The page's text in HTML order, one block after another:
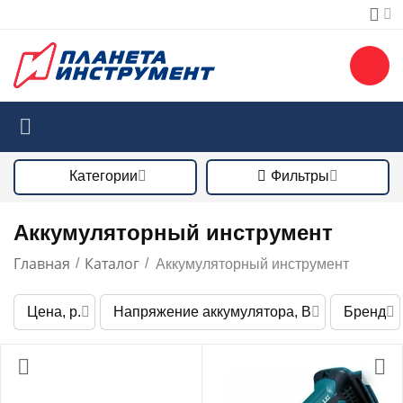
Категории Фильтры
Аккумуляторный инструмент
Главная / Каталог / Аккумуляторный инструмент
Цена, р. Напряжение аккумулятора, В Бренд